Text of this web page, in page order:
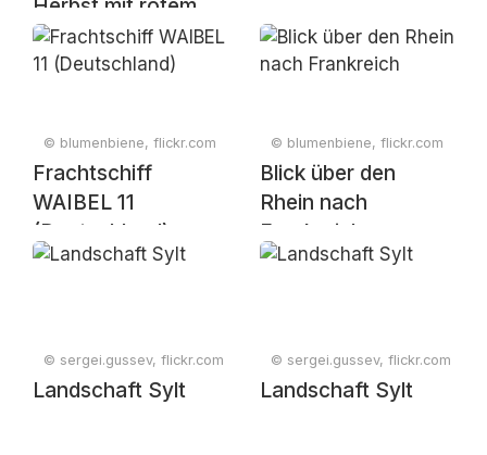
Herbst mit rotem
Ahornlaub und
nebliger
© blumenbiene, flickr.com
Frachtschiff
WAIBEL 11
(Deutschland)
© blumenbiene, flickr.com
Blick über den
Rhein nach
Frankreich
© sergei.gussev, flickr.com
Landschaft Sylt
© sergei.gussev, flickr.com
Landschaft Sylt